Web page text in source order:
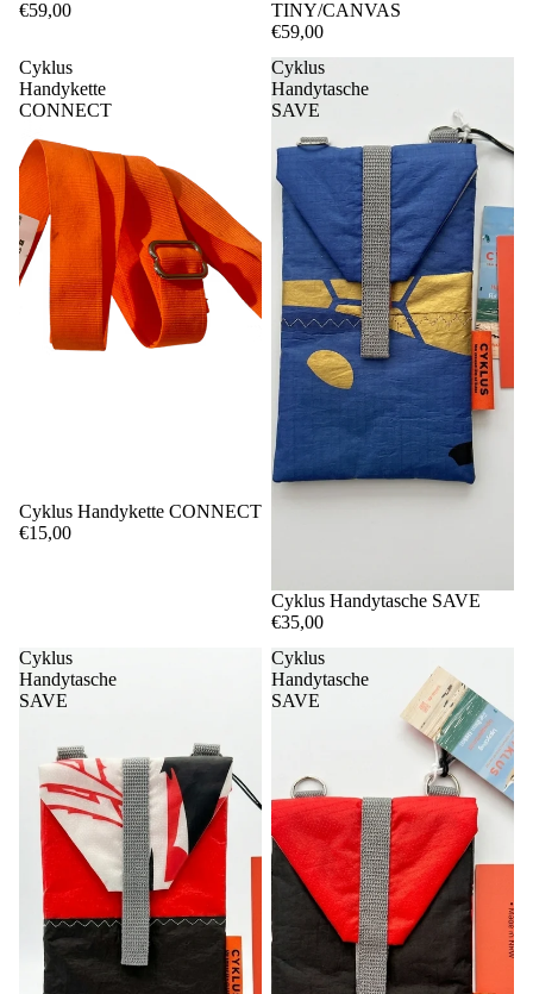
€59,00
TINY/CANVAS
€59,00
Cyklus
Handykette
CONNECT
Cyklus Handykette CONNECT
€15,00
Cyklus
Handytasche
SAVE
Cyklus Handytasche SAVE
€35,00
Cyklus
Handytasche
SAVE
Cyklus
Handytasche
SAVE